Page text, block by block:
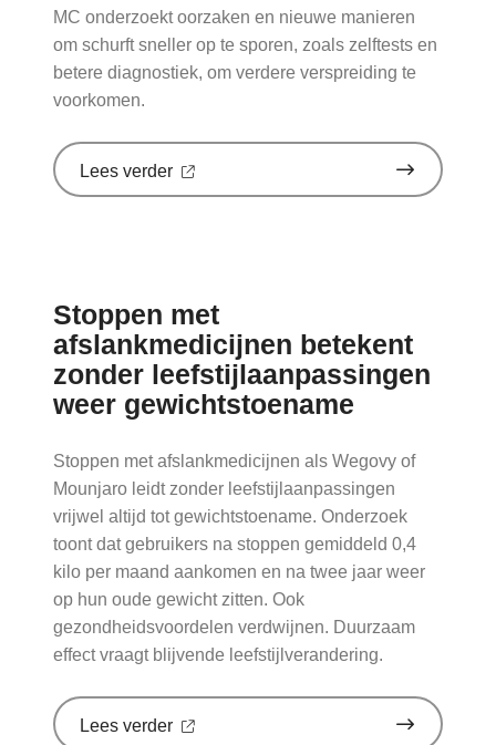
MC onderzoekt oorzaken en nieuwe manieren
om schurft sneller op te sporen, zoals zelftests en
betere diagnostiek, om verdere verspreiding te
voorkomen.
Lees verder over
meer:
aantal
uitbraken
fors
gestegen'
op
Stoppen met
afslankmedicijnen betekent
zonder leefstijlaanpassingen
weer gewichtstoename
Stoppen met afslankmedicijnen als Wegovy of
Mounjaro leidt zonder leefstijlaanpassingen
vrijwel altijd tot gewichtstoename. Onderzoek
toont dat gebruikers na stoppen gemiddeld 0,4
kilo per maand aankomen en na twee jaar weer
op hun oude gewicht zitten. Ook
gezondheidsvoordelen verdwijnen. Duurzaam
effect vraagt blijvende leefstijlverandering.
Lees verder over